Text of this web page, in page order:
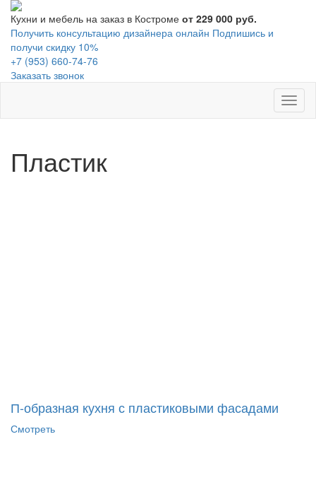
Кухни и мебель на заказ в Костроме от 229 000 руб.
Получить консультацию дизайнера онлайн Подпишись и
получи скидку 10%
+7 (953) 660-74-76
Заказать звонок
Пластик
П-образная кухня с пластиковыми фасадами
Смотреть